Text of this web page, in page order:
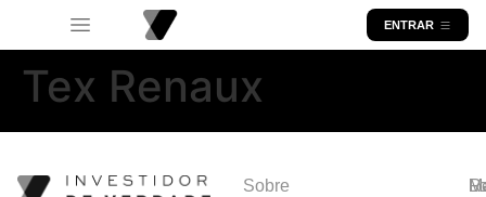
ENTRAR
Tex Renaux
Sobre